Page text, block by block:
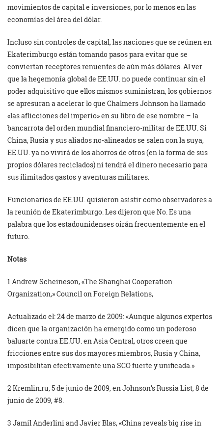
movimientos de capital e inversiones, por lo menos en las
economías del área del dólar.
Incluso sin controles de capital, las naciones que se reúnen en
Ekaterimburgo están tomando pasos para evitar que se
conviertan receptores renuentes de aún más dólares. Al ver
que la hegemonía global de EE.UU. no puede continuar sin el
poder adquisitivo que ellos mismos suministran, los gobiernos
se apresuran a acelerar lo que Chalmers Johnson ha llamado
«las aflicciones del imperio» en su libro de ese nombre – la
bancarrota del orden mundial financiero-militar de EE.UU. Si
China, Rusia y sus aliados no-alineados se salen con la suya,
EE.UU. ya no vivirá de los ahorros de otros (en la forma de sus
propios dólares reciclados) ni tendrá el dinero necesario para
sus ilimitados gastos y aventuras militares.
Funcionarios de EE.UU. quisieron asistir como observadores a
la reunión de Ekaterimburgo. Les dijeron que No. Es una
palabra que los estadounidenses oirán frecuentemente en el
futuro.
Notas
1 Andrew Scheineson, «The Shanghai Cooperation
Organization,» Council on Foreign Relations,
Actualizado el: 24 de marzo de 2009: «Aunque algunos expertos
dicen que la organización ha emergido como un poderoso
baluarte contra EE.UU. en Asia Central, otros creen que
fricciones entre sus dos mayores miembros, Rusia y China,
imposibilitan efectivamente una SCO fuerte y unificada.»
2 Kremlin.ru, 5 de junio de 2009, en Johnson’s Russia List, 8 de
junio de 2009, #8.
3 Jamil Anderlini and Javier Blas, «China reveals big rise in